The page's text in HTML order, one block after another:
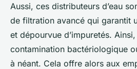
Aussi, ces distributeurs d’eau
de filtration avancé qui garantit
et dépourvue d’impuretés.
contamination bactériologique
à néant. Cela offre alors aux